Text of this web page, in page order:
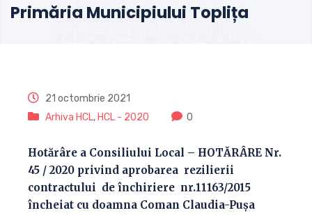
Primăria Municipiului Toplița
21 octombrie 2021
Arhiva HCL, HCL - 2020 0
Hotărâre a Consiliului Local – HOTĂRÂRE Nr.
45 / 2020 privind aprobarea rezilierii
contractului de închiriere nr.11163/2015
încheiat cu doamna Coman Claudia-Pușa